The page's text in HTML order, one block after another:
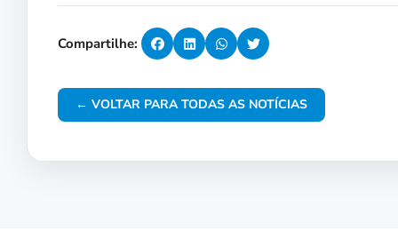
Compartilhe:
← VOLTAR PARA TODAS AS NOTÍCIAS